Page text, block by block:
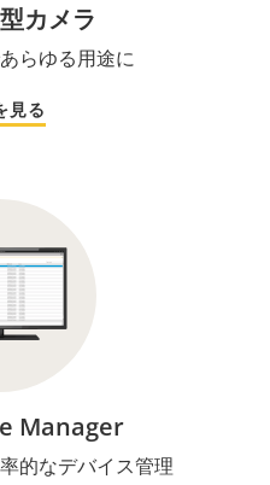
カメラ
らゆる用途に
見る
Manager
的なデバイス管理